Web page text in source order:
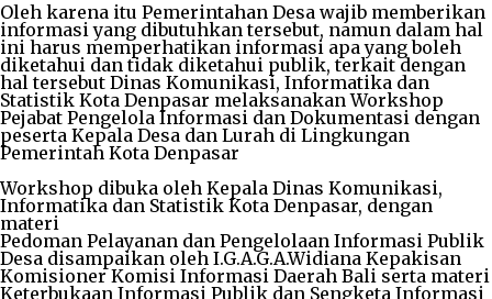
Oleh karena itu Pemerintahan Desa wajib memberikan
informasi yang dibutuhkan tersebut, namun dalam hal
ini harus memperhatikan informasi apa yang boleh
diketahui dan tidak diketahui publik, terkait dengan
hal tersebut Dinas Komunikasi, Informatika dan
Statistik Kota Denpasar melaksanakan Workshop
Pejabat Pengelola Informasi dan Dokumentasi dengan
peserta Kepala Desa dan Lurah di Lingkungan
Pemerintah Kota Denpasar
Workshop dibuka oleh Kepala Dinas Komunikasi,
Informatika dan Statistik Kota Denpasar, dengan
materi
Pedoman Pelayanan dan Pengelolaan Informasi Publik
Desa disampaikan oleh I.G.A.G.A.Widiana Kepakisan
Komisioner Komisi Informasi Daerah Bali serta materi
Keterbukaan Informasi Publik dan Sengketa Informasi